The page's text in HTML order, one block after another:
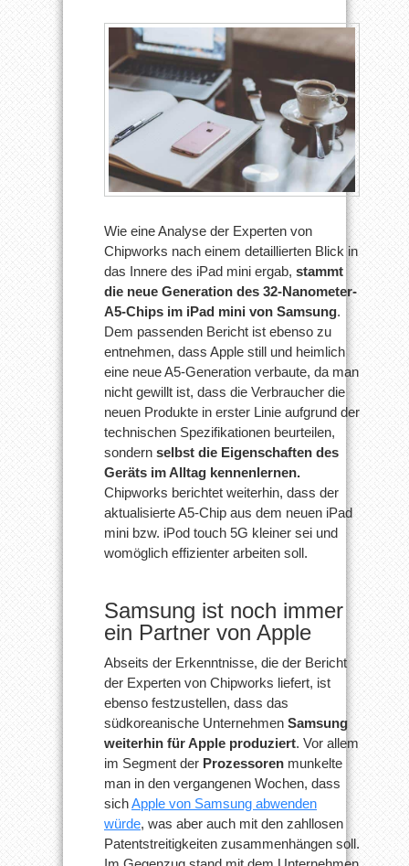
Wie eine Analyse der Experten von
Chipworks nach einem detaillierten Blick in
das Innere des iPad mini ergab, stammt
die neue Generation des 32-Nanometer-
A5-Chips im iPad mini von Samsung.
Dem passenden Bericht ist ebenso zu
entnehmen, dass Apple still und heimlich
eine neue A5-Generation verbaute, da man
nicht gewillt ist, dass die Verbraucher die
neuen Produkte in erster Linie aufgrund der
technischen Spezifikationen beurteilen,
sondern selbst die Eigenschaften des
Geräts im Alltag kennenlernen.
Chipworks berichtet weiterhin, dass der
aktualisierte A5-Chip aus dem neuen iPad
mini bzw. iPod touch 5G kleiner sei und
womöglich effizienter arbeiten soll.
Samsung ist noch immer
ein Partner von Apple
Abseits der Erkenntnisse, die der Bericht
der Experten von Chipworks liefert, ist
ebenso festzustellen, dass das
südkoreanische Unternehmen Samsung
weiterhin für Apple produziert. Vor allem
im Segment der Prozessoren munkelte
man in den vergangenen Wochen, dass
sichApple von Samsung abwenden
würde, was aber auch mit den zahllosen
Patentstreitigkeiten zusammenhängen soll.